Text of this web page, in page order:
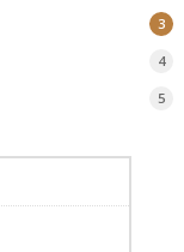
3
4
5